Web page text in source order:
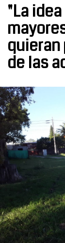
"La
de las